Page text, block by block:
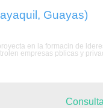
Guayas)
en la formacin de
empresas pblicas y